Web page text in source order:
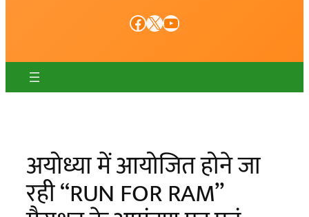
Facebook X YouTube
अयोध्या में आयोजित होने जा
रही “RUN FOR RAM”